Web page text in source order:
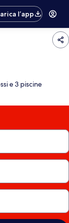
l’app
e 3 piscine